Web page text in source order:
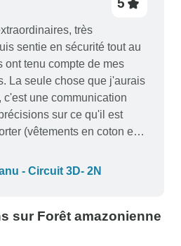
5
très
sentie en sécurité tout au
ont tenu compte de mes
La seule chose que j'aurais
une communication
sur ce qu'il est
(vêtements en coton en
dans les lodges,
tout cela était nécessaire
- Circuit 3D- 2N
sur Forêt amazonienne